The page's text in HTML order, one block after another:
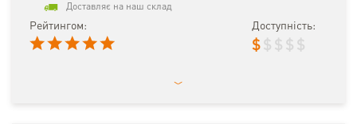
Доставляє на наш склад
Рейтингом: Доступність:
$ $ $ $ $